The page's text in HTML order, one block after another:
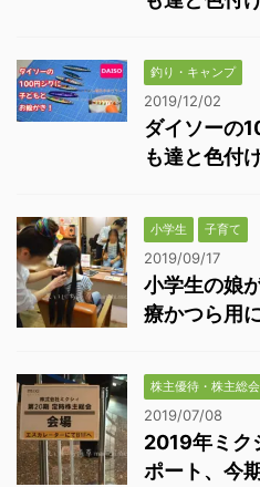
釣り・キャンプ
2019/12/02
ダイソーの
も達と色付
小学生 子育て
2019/09/17
小学生の娘
療かつら用
株主優待・株主総会
2019/07/08
2019年ミク
ポート、今